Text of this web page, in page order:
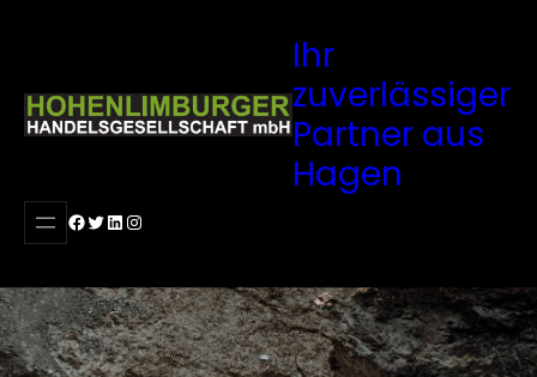
Ihr
zuverlässiger
Partner aus
Hagen